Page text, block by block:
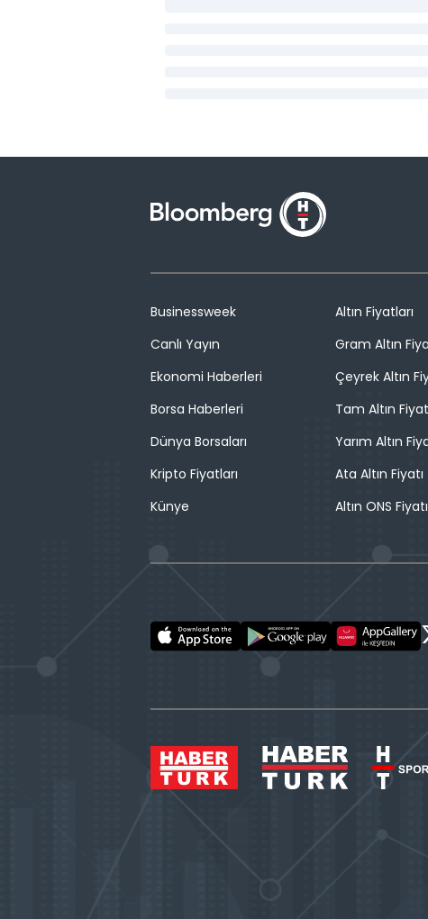
Businessweek
Canlı Yayın
Ekonomi Haberleri
Borsa Haberleri
Dünya Borsaları
Kripto Fiyatları
Künye
Altın Fiyatları
Gram Altın
Çeyrek Altın
Tam Altın
Yarım Altın
Ata Altın Fiyatı
Altın ONS Fiyatı